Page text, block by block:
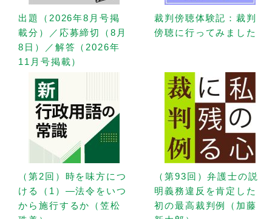
出題（2026年8月号掲
載分）／応募締切（8月
8日）／解答（2026年
11月号掲載）
裁判傍聴体験記：裁判
傍聴に行ってみました
（第2回）時を味方につ
ける（1）—法令をいつ
から施行するか（笠松
（第93回）弁護士の説
明義務違反を肯定した
初の最高裁判例（加藤